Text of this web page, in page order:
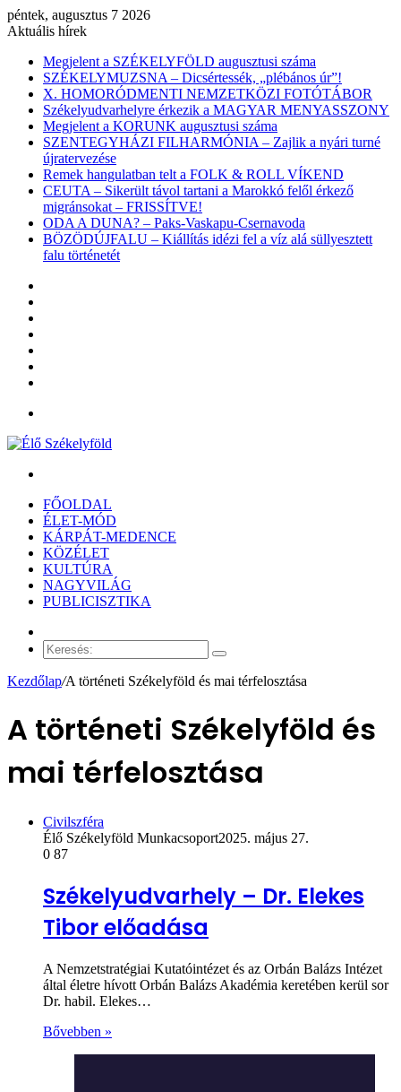
péntek, augusztus 7 2026
Aktuális hírek
Megjelent a SZÉKELYFÖLD augusztusi száma
SZÉKELYMUZSNA – Dicsértessék, „plébános úr”!
X. HOMORÓDMENTI NEMZETKÖZI FOTÓTÁBOR
Székelyudvarhelyre érkezik a MAGYAR MENYASSZONY
Megjelent a KORUNK augusztusi száma
SZENTEGYHÁZI FILHARMÓNIA – Zajlik a nyári turné
újratervezése
Remek hangulatban telt a FOLK & ROLL VÍKEND
CEUTA – Sikerült távol tartani a Marokkó felől érkező
migránsokat – FRISSÍTVE!
ODA A DUNA? – Paks-Vaskapu-Csernavoda
BÖZÖDÚJFALU – Kiállítás idézi fel a víz alá süllyesztett
falu történetét
FŐOLDAL
ÉLET-MÓD
KÁRPÁT-MEDENCE
KÖZÉLET
KULTÚRA
NAGYVILÁG
PUBLICISZTIKA
cikk
Keresés:
Kezdőlap/A történeti Székelyföld és mai térfelosztása
A történeti Székelyföld és
mai térfelosztása
Civilszféra
Élő Székelyföld Munkacsoport2025. május 27.
0 87
Székelyudvarhely – Dr. Elekes
Tibor előadása
A Nemzetstratégiai Kutatóintézet és az Orbán Balázs Intézet
által életre hívott Orbán Balázs Akadémia keretében kerül sor
Dr. habil. Elekes…
Bővebben »